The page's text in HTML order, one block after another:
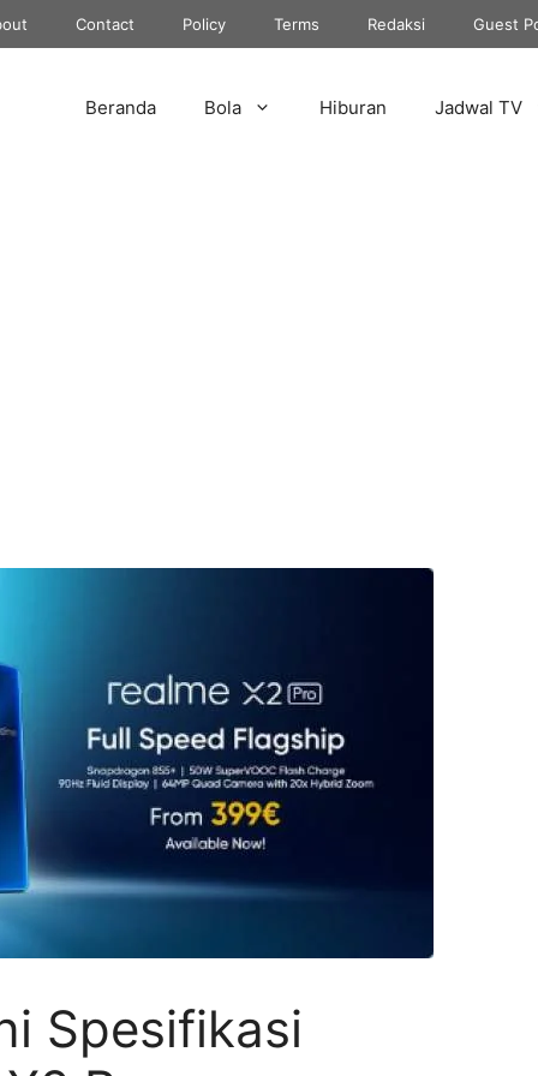
Contact Policy Terms Redaksi Guest
Beranda Bola Hiburan Jadwal TV
Spesifikasi